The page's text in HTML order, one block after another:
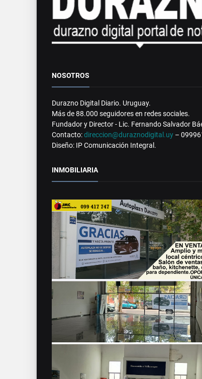
NOSOTROS
Durazno Digital Diario. Uruguay.
Más de 88.000 seguidores en redes sociales.
Fundador y Director - Lic. Fernando Salvador
Contacto:direccion@duraznodigital.uy –
Diseño: IP Comunicación Integral.
INMOBILIARIA